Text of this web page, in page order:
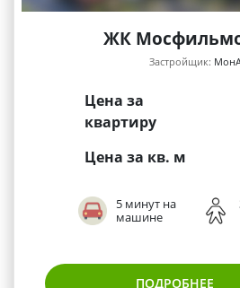
ЖК
Застройщик:
Цена за
квартиру
Цена за кв. м
5 минут на
машине
ПОДРОБНЕЕ